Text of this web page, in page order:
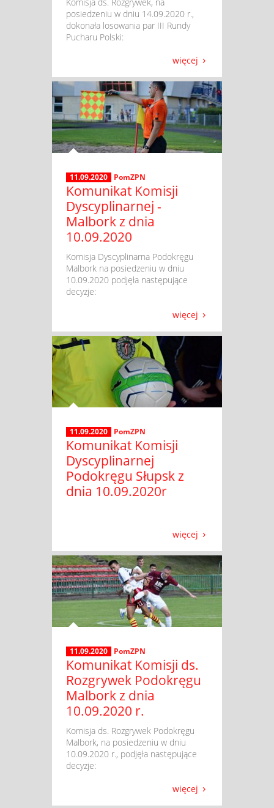
posiedzeniu w dniu 14.09.2020 r.,
dokonała losowania par III Rundy
Pucharu Polski:
więcej
11.09.2020 PomZPN
Komunikat Komisji
Dyscyplinarnej -
Malbork z dnia
10.09.2020
​ Komisja Dyscyplinarna Podokręgu
Malbork na posiedzeniu w dniu
10.09.2020 podjęła następujące
decyzje:
więcej
11.09.2020 PomZPN
Komunikat Komisji
Dyscyplinarnej
Podokręgu Słupsk z
dnia 10.09.2020r
więcej
11.09.2020 PomZPN
Komunikat Komisji ds.
Rozgrywek Podokręgu
Malbork z dnia
10.09.2020 r.
​ Komisja ds. Rozgrywek Podokręgu
Malbork, na posiedzeniu w dniu
10.09.2020 r., podjęła następujące
decyzje:
więcej